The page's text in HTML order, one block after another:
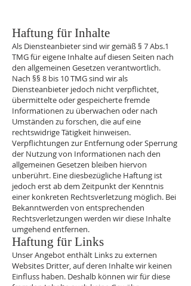
Haftung für Inhalte
Als Diensteanbieter sind wir gemäß § 7 Abs.1
TMG für eigene Inhalte auf diesen Seiten nach
den allgemeinen Gesetzen verantwortlich.
Nach §§ 8 bis 10 TMG sind wir als
Diensteanbieter jedoch nicht verpflichtet,
übermittelte oder gespeicherte fremde
Informationen zu überwachen oder nach
Umständen zu forschen, die auf eine
rechtswidrige Tätigkeit hinweisen.
Verpflichtungen zur Entfernung oder Sperrung
der Nutzung von Informationen nach den
allgemeinen Gesetzen bleiben hiervon
unberührt. Eine diesbezügliche Haftung ist
jedoch erst ab dem Zeitpunkt der Kenntnis
einer konkreten Rechtsverletzung möglich. Bei
Bekanntwerden von entsprechenden
Rechtsverletzungen werden wir diese Inhalte
umgehend entfernen.
Haftung für Links
Unser Angebot enthält Links zu externen
Websites Dritter, auf deren Inhalte wir keinen
Einfluss haben. Deshalb können wir für diese